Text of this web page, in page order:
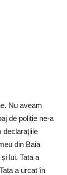
Nu aveam
de poliție ne-a
declarațiile
din Baia
lui. Tata a
a urcat în